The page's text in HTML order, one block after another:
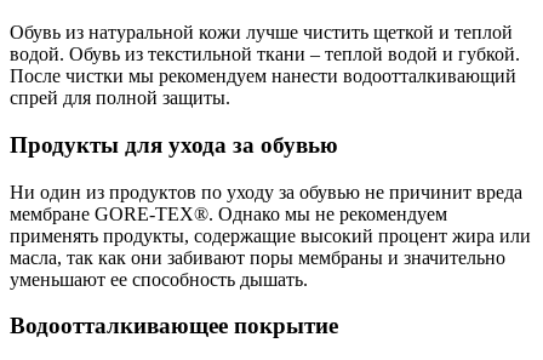
Обувь из натуральной кожи лучше чистить щеткой и теплой
водой. Обувь из текстильной ткани – теплой водой и губкой.
После чистки мы рекомендуем нанести водоотталкивающий
спрей для полной защиты.
Продукты для ухода за обувью
Ни один из продуктов по уходу за обувью не причинит вреда
мембране GORE-TEX®. Однако мы не рекомендуем
применять продукты, содержащие высокий процент жира или
масла, так как они забивают поры мембраны и значительно
уменьшают ее способность дышать.
Водоотталкивающее покрытие